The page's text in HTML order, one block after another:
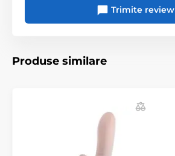
Trimite review
Produse similare